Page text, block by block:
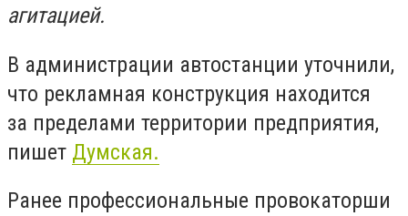
агитацией.
В администрации автостанции уточнили,
что рекламная конструкция находится
за пределами территории предприятия,
пишет Думская.
Ранее профессиональные провокаторши